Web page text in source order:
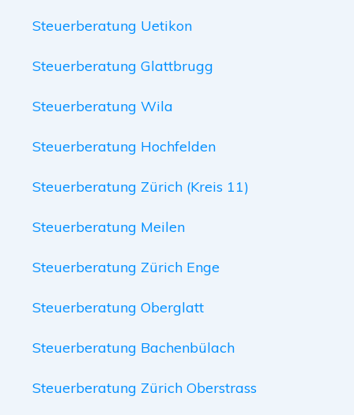
Steuerberatung Uetikon
Steuerberatung Glattbrugg
Steuerberatung Wila
Steuerberatung Hochfelden
Steuerberatung Zürich (Kreis 11)
Steuerberatung Meilen
Steuerberatung Zürich Enge
Steuerberatung Oberglatt
Steuerberatung Bachenbülach
Steuerberatung Zürich Oberstrass